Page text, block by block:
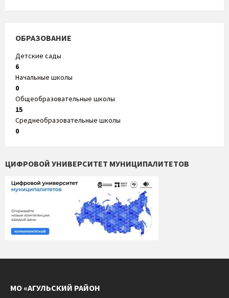
ОБРАЗОВАНИЕ
Детские сады
6
Начальные школы
0
Общеобразовательные школы
15
Среднеобразовательные школы
0
ЦИФРОВОЙ УНИВЕРСИТЕТ МУНИЦИПАЛИТЕТОВ
МО «АГУЛЬСКИЙ РАЙОН